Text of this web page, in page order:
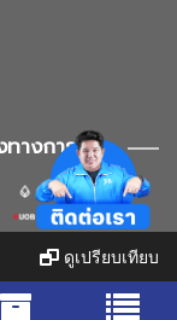
างการชำระ
ดูเปรียบเทียบ